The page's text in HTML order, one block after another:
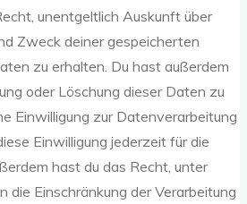
unentgeltlich Auskunft über
Zweck deiner gespeicherten
zu erhalten. Du hast außerdem
oder Löschung dieser Daten zu
Einwilligung zur Datenverarbeitung
Einwilligung jederzeit für die
hast du das Recht, unter
die Einschränkung der Verarbeitung